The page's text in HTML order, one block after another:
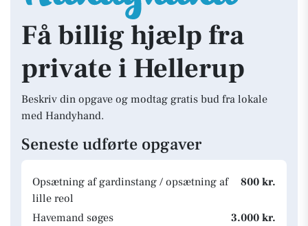
Få billig hjælp fra
private i Hellerup
Beskriv din opgave og modtag gratis bud fra lokale
med Handyhand.
Seneste udførte opgaver
Opsætning af gardinstang / opsætning af
lille reol
800 kr.
Havemand søges
3.000 kr.